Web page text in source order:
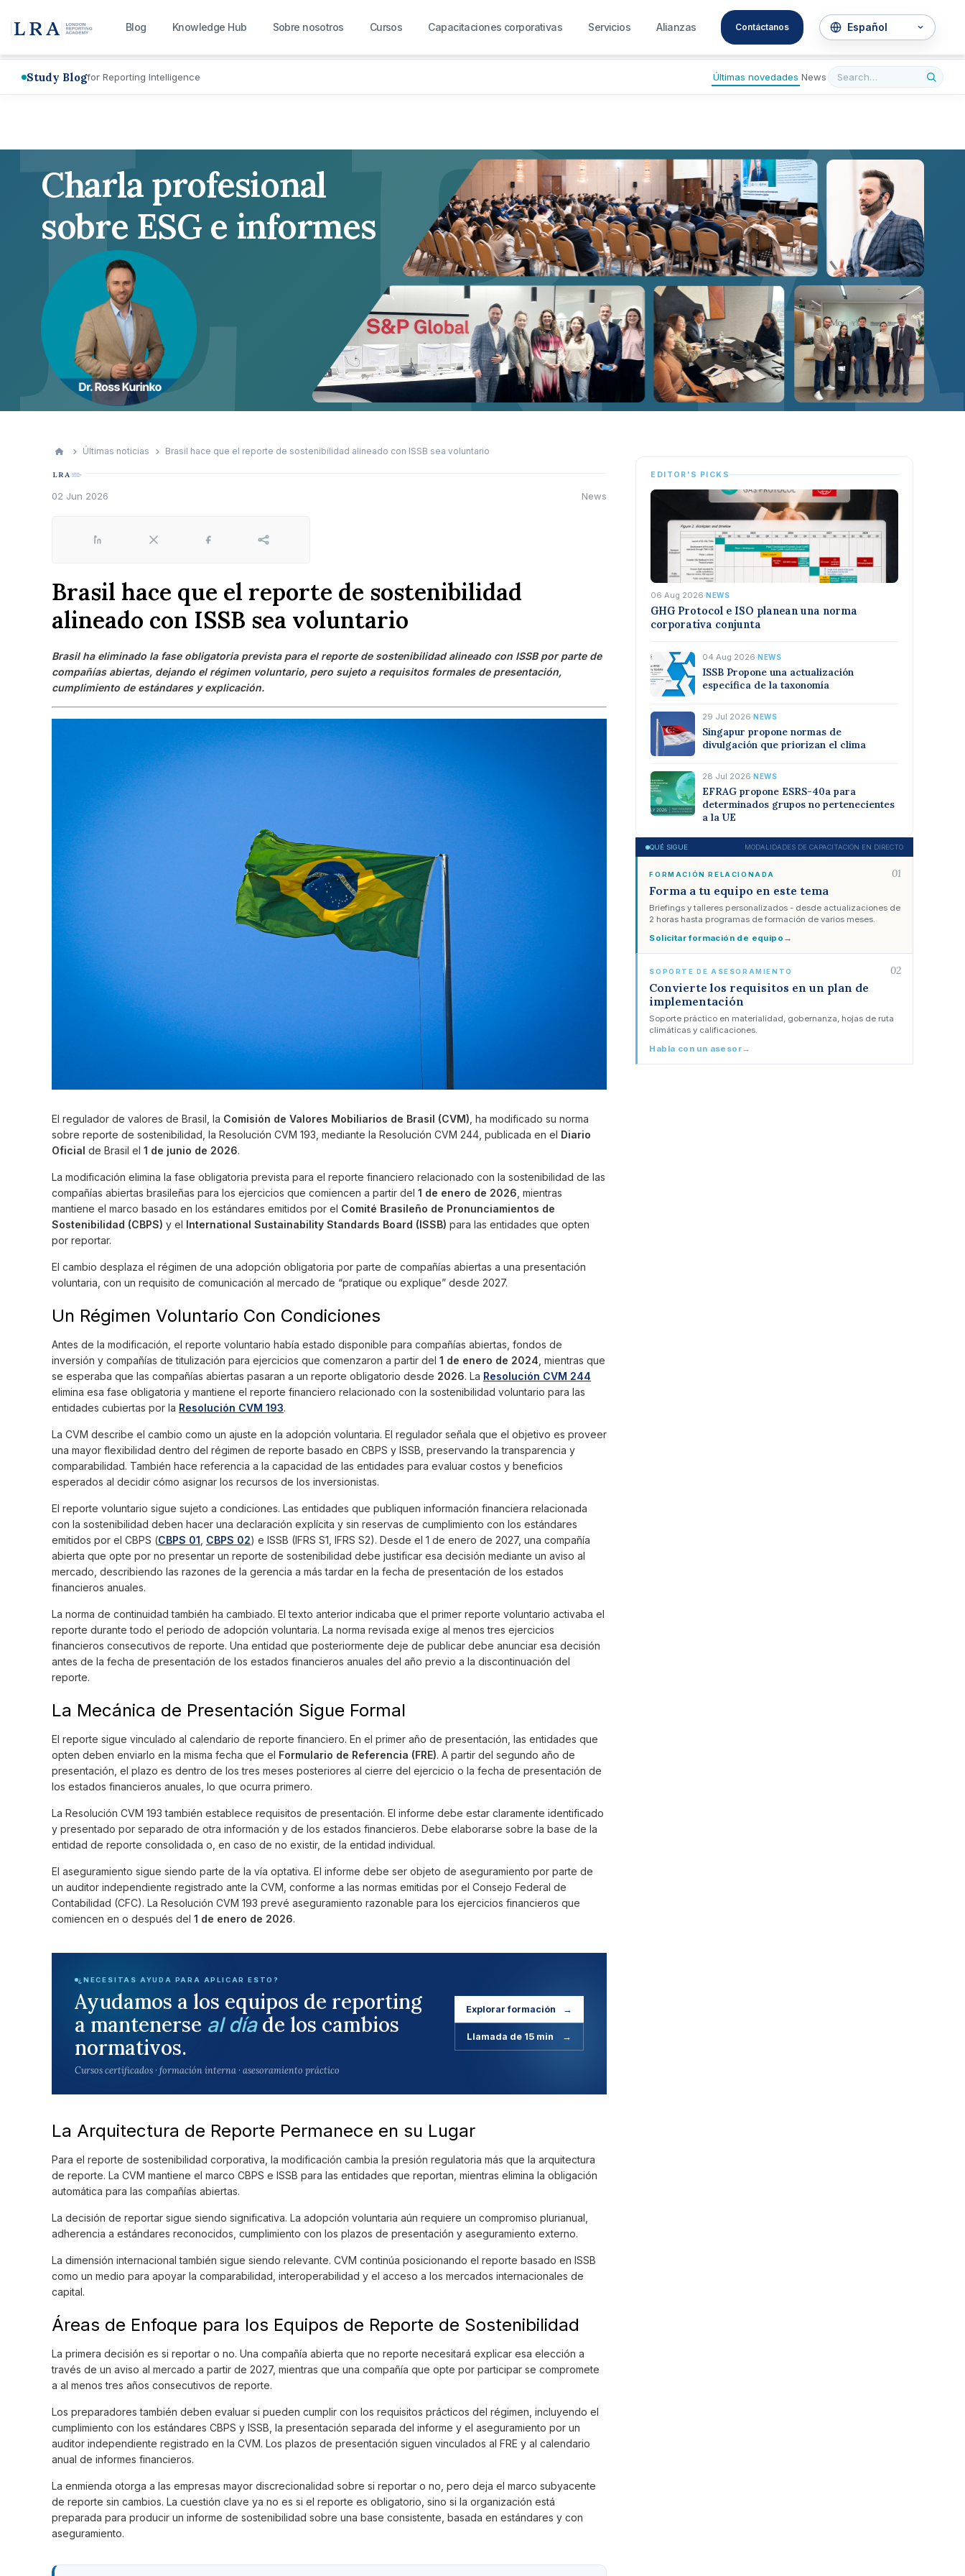
Blog Knowledge Hub Sobre nosotros Cursos Capacitaciones corporativas Servicios Alianzas Contáctanos
Study Blogfor Reporting Intelligence Últimas novedades News
Charla profesional
sobre ESG e informes
LRA
Últimas noticias Brasil hace que el reporte de sostenibilidad alineado con ISSB sea voluntario
02 Jun 2026 News
LinkedIn X Facebook Share
Brasil hace que el reporte de sostenibilidad
alineado con ISSB sea voluntario
Brasil ha eliminado la fase obligatoria prevista para el reporte de sostenibilidad alineado con ISSB por parte de
compañías abiertas, dejando el régimen voluntario, pero sujeto a requisitos formales de presentación,
cumplimiento de estándares y explicación.
El regulador de valores de Brasil, la Comisión de Valores Mobiliarios de Brasil (CVM) , ha modificado su norma
sobre reporte de sostenibilidad, la Resolución CVM 193, mediante la Resolución CVM 244, publicada en el Diario
Oficial de Brasil el 1 de junio de 2026.
La modificación elimina la fase obligatoria prevista para el reporte financiero relacionado con la sostenibilidad de las
compañías abiertas brasileñas para los ejercicios que comiencen a partir del 1 de enero de 2026 , mientras
mantiene el marco basado en los estándares emitidos por el Comité Brasileño de Pronunciamientos de
Sostenibilidad (CBPS) y el International Sustainability Standards Board (ISSB) para las entidades que opten
por reportar.
El cambio desplaza el régimen de una adopción obligatoria por parte de compañías abiertas a una presentación
voluntaria, con un requisito de comunicación al mercado de “pratique ou explique” desde 2027.
Un Régimen Voluntario Con Condiciones
Antes de la modificación, el reporte voluntario había estado disponible para compañías abiertas, fondos de
inversión y compañías de titulización para ejercicios que comenzaron a partir del 1 de enero de 2024 , mientras que
se esperaba que las compañías abiertas pasaran a un reporte obligatorio desde 2026. La Resolución CVM 244
elimina esa fase obligatoria y mantiene el reporte financiero relacionado con la sostenibilidad voluntario para las
entidades cubiertas por la Resolución CVM 193.
La CVM describe el cambio como un ajuste en la adopción voluntaria. El regulador señala que el objetivo es proveer
una mayor flexibilidad dentro del régimen de reporte basado en CBPS y ISSB, preservando la transparencia y
comparabilidad. También hace referencia a la capacidad de las entidades para evaluar costos y beneficios
esperados al decidir cómo asignar los recursos de los inversionistas.
El reporte voluntario sigue sujeto a condiciones. Las entidades que publiquen información financiera relacionada
con la sostenibilidad deben hacer una declaración explícita y sin reservas de cumplimiento con los estándares
emitidos por el CBPS (CBPS 01 CBPS 02) e ISSB (IFRS S1, IFRS S2). Desde el 1 de enero de 2027, una compañía
abierta que opte por no presentar un reporte de sostenibilidad debe justificar esa decisión mediante un aviso al
mercado, describiendo las razones de la gerencia a más tardar en la fecha de presentación de los estados
financieros anuales.
La norma de continuidad también ha cambiado. El texto anterior indicaba que el primer reporte voluntario activaba el
reporte durante todo el periodo de adopción voluntaria. La norma revisada exige al menos tres ejercicios
financieros consecutivos de reporte. Una entidad que posteriormente deje de publicar debe anunciar esa decisión
antes de la fecha de presentación de los estados financieros anuales del año previo a la discontinuación del
reporte.
La Mecánica de Presentación Sigue Formal
El reporte sigue vinculado al calendario de reporte financiero. En el primer año de presentación, las entidades que
opten deben enviarlo en la misma fecha que el Formulario de Referencia (FRE). A partir del segundo año de
presentación, el plazo es dentro de los tres meses posteriores al cierre del ejercicio o la fecha de presentación de
los estados financieros anuales, lo que ocurra primero.
La Resolución CVM 193 también establece requisitos de presentación. El informe debe estar claramente identificado
y presentado por separado de otra información y de los estados financieros. Debe elaborarse sobre la base de la
entidad de reporte consolidada o, en caso de no existir, de la entidad individual.
El aseguramiento sigue siendo parte de la vía optativa. El informe debe ser objeto de aseguramiento por parte de
un auditor independiente registrado ante la CVM, conforme a las normas emitidas por el Consejo Federal de
Contabilidad (CFC). La Resolución CVM 193 prevé aseguramiento razonable para los ejercicios financieros que
comiencen en o después del 1 de enero de 2026.
¿NECESITAS AYUDA PARA APLICAR ESTO?
Ayudamos a los equipos de reporting
a mantenerse al díade los cambios
normativos.
Cursos certificados · formación interna · asesoramiento práctico
Explorar formación →
Llamada de 15 min →
La Arquitectura de Reporte Permanece en su Lugar
Para el reporte de sostenibilidad corporativa, la modificación cambia la presión regulatoria más que la arquitectura
de reporte. La CVM mantiene el marco CBPS e ISSB para las entidades que reportan, mientras elimina la obligación
automática para las compañías abiertas.
La decisión de reportar sigue siendo significativa. La adopción voluntaria aún requiere un compromiso plurianual,
adherencia a estándares reconocidos, cumplimiento con los plazos de presentación y aseguramiento externo.
La dimensión internacional también sigue siendo relevante. CVM continúa posicionando el reporte basado en ISSB
como un medio para apoyar la comparabilidad, interoperabilidad y el acceso a los mercados internacionales de
capital.
Áreas de Enfoque para los Equipos de Reporte de Sostenibilidad
La primera decisión es si reportar o no. Una compañía abierta que no reporte necesitará explicar esa elección a
través de un aviso al mercado a partir de 2027, mientras que una compañía que opte por participar se compromete
a al menos tres años consecutivos de reporte.
Los preparadores también deben evaluar si pueden cumplir con los requisitos prácticos del régimen, incluyendo el
cumplimiento con los estándares CBPS y ISSB, la presentación separada del informe y el aseguramiento por un
auditor independiente registrado en la CVM. Los plazos de presentación siguen vinculados al FRE y al calendario
anual de informes financieros.
La enmienda otorga a las empresas mayor discrecionalidad sobre si reportar o no, pero deja el marco subyacente
de reporte sin cambios. La cuestión clave ya no es si el reporte es obligatorio, sino si la organización está
preparada para producir un informe de sostenibilidad sobre una base consistente, basada en estándares y con
aseguramiento.
EDITOR'S PICKS
06 Aug 2026·NEWS
GHG Protocol e ISO planean una norma
corporativa conjunta
04 Aug 2026·NEWS
ISSB Propone una actualización
específica de la taxonomía
29 Jul 2026·NEWS
Singapur propone normas de
divulgación que priorizan el clima
28 Jul 2026·NEWS
EFRAG propone ESRS-40a para
determinados grupos no pertenecientes
a la UE
QUÉ SIGUE MODALIDADES DE CAPACITACIÓN EN DIRECTO
FORMACIÓN RELACIONADA 01
Forma a tu equipo en este tema
Briefings y talleres personalizados - desde actualizaciones de
2 horas hasta programas de formación de varios meses.
Solicitar formación de equipo →
SOPORTE DE ASESORAMIENTO 02
Convierte los requisitos en un plan de
implementación
Soporte práctico en materialidad, gobernanza, hojas de ruta
climáticas y calificaciones.
Habla con un asesor→